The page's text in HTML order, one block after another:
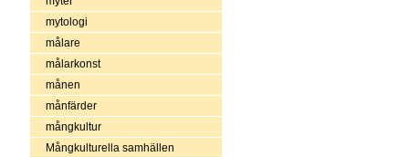
mytologi
målare
målarkonst
månen
månfärder
mångkultur
Mångkulturella samhällen